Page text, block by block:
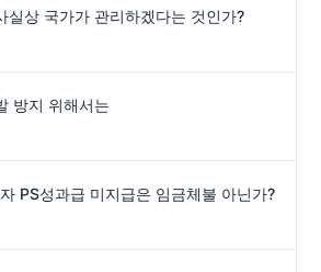
실상 국가가 관리하겠다는 것인가?
방지 위해서는
PS성과급 미지급은 임금체불 아닌가?